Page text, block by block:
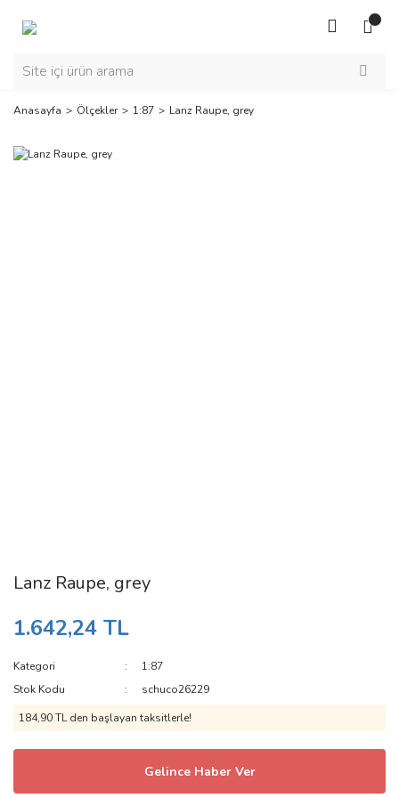
Anasayfa Ölçekler 1:87 Lanz Raupe, grey
Lanz Raupe, grey
1.642,24 TL
Kategori
1:87
Stok Kodu
schuco26229
184,90 TL den başlayan taksitlerle!
Gelince Haber Ver